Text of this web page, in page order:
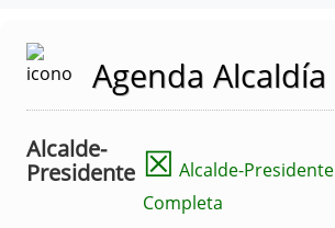
Agenda Alcaldía
Alcalde-
Presidente ☒ Alcalde-Presidente
Completa